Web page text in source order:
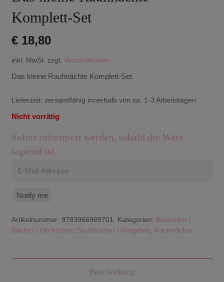
Komplett-Set
€18,80
inkl. MwSt. zzgl. Versandkosten
Das kleine Rauhnächte Komplett-Set
Lieferzeit: versandfähig innerhalb von ca. 1-3 Arbeitstagen
Nicht vorrätig
Sofort informiert werden, sobald die Ware
lagernd ist.
Notify me
Artikelnummer: 9783966989701 Kategorien: Bestseller |
Bücher | Hörbücher, Sachbücher / Ratgeber, Rauhnächte
Beschreibung